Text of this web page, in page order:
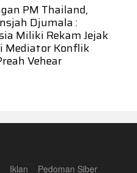
PM Thailand,
Djumala :
Miliki Rekam Jejak
Mediator Konflik
Vehear
Iklan Pedoman Siber